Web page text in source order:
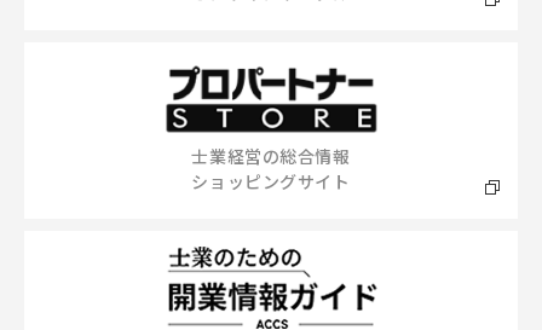
士業経営の総合情報
ショッピングサイト